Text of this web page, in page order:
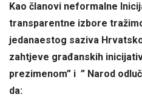
Kao članovi neformalne
transparentne izbore
jedanaestog saziva
zahtjeve građanskih
prezimenom” i ” Narod
da: